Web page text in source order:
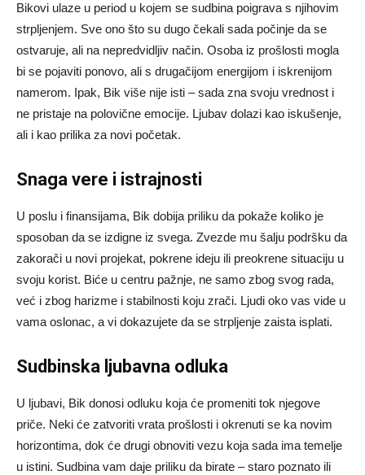
Bikovi ulaze u period u kojem se sudbina poigrava s njihovim
strpljenjem. Sve ono što su dugo čekali sada počinje da se
ostvaruje, ali na nepredvidljiv način. Osoba iz prošlosti mogla
bi se pojaviti ponovo, ali s drugačijom energijom i iskrenijom
namerom. Ipak, Bik više nije isti – sada zna svoju vrednost i
ne pristaje na polovične emocije. Ljubav dolazi kao iskušenje,
ali i kao prilika za novi početak.
Snaga vere i istrajnosti
U poslu i finansijama, Bik dobija priliku da pokaže koliko je
sposoban da se izdigne iz svega. Zvezde mu šalju podršku da
zakorači u novi projekat, pokrene ideju ili preokrene situaciju u
svoju korist. Biće u centru pažnje, ne samo zbog svog rada,
već i zbog harizme i stabilnosti koju zrači. Ljudi oko vas vide u
vama oslonac, a vi dokazujete da se strpljenje zaista isplati.
Sudbinska ljubavna odluka
U ljubavi, Bik donosi odluku koja će promeniti tok njegove
priče. Neki će zatvoriti vrata prošlosti i okrenuti se ka novim
horizontima, dok će drugi obnoviti vezu koja sada ima temelje
u istini. Sudbina vam daje priliku da birate – staro poznato ili